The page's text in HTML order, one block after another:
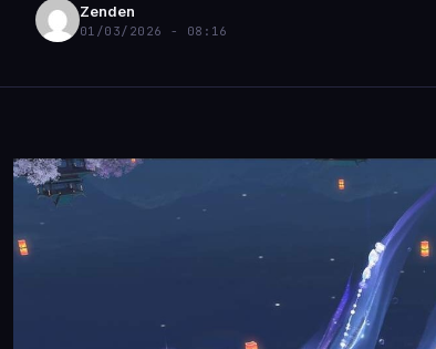
Zenden
01/03/2026 - 08:16